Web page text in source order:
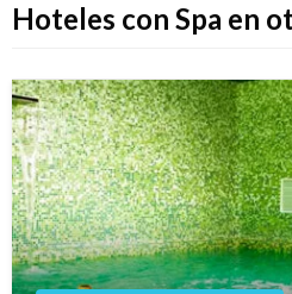
Hoteles con Spa en